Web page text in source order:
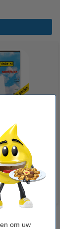
om uw
10x 123inkt
gelijnd 70 g/m²
vellen
Incl. 21% btw